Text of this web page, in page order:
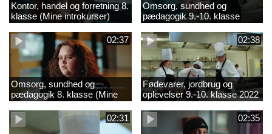
Kontor, handel og forretning 8.
klasse (Mine introkurser)
2022
Omsorg, sundhed og
pædagogik 9.-10. klasse
2022
02:37
Omsorg, sundhed og
pædagogik 8. klasse (Mine
introkurser) 2022
02:38
Fødevarer, jordbrug og
oplevelser 9.-10. klasse 2022
02:31 02:35